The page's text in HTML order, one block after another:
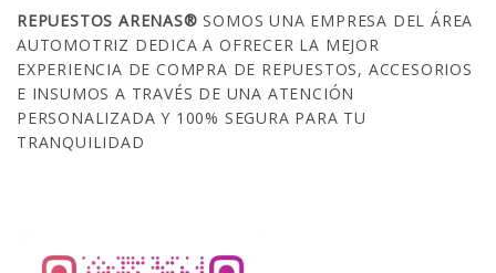
REPUESTOS ARENAS®SOMOS UNA EMPRESA DEL ÁREA
AUTOMOTRIZ DEDICA A OFRECER LA MEJOR
EXPERIENCIA DE COMPRA DE REPUESTOS, ACCESORIOS
E INSUMOS A TRAVÉS DE UNA ATENCIÓN
PERSONALIZADA Y 100% SEGURA PARA TU
TRANQUILIDAD